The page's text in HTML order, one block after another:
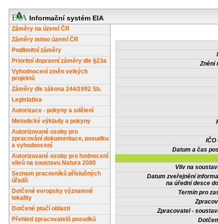
Informační systém EIA
Záměry na území ČR
Záměry mimo území ČR
Podlimitní záměry
Prioritní dopravní záměry dle §23a
Vyhodnocení změn velkých
projektů
Záměry dle zákona 244/1992 Sb.
Legislativa
Autorizace - pokyny a sdělení
Metodické výklady a pokyny
Autorizované osoby pro
zpracování dokumentace, posudku
a vyhodnocení
Autorizované osoby pro hodnocení
vlivů na soustavu Natura 2000
Seznam pracovníků příslušných
úřadů
Dotčené evropsky významné
lokality
Dotčené ptačí oblasti
Přehled zpracovatelů posudků
Znění
IČO
Datum a čas
Vliv na
Datum zveřejnění
na úřední desce
Termín pro
Zpracovatel -